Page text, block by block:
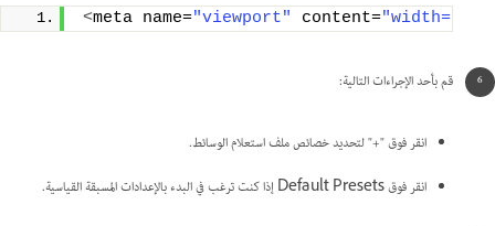
<meta name="viewport" content=
قم بأحد الإجراءات التالية:
انقر فوق "+" لتحديد خصائص ملف استعلام الوسائط.
انقر فوق Default Presets إذا كنت ترغب في البدء بالإعدادات المسبقة القياسية.